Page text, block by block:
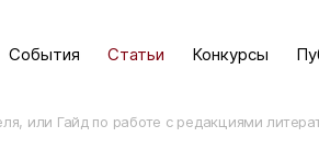
События Статьи Конкурсы
или Гайд по работе с редакциями